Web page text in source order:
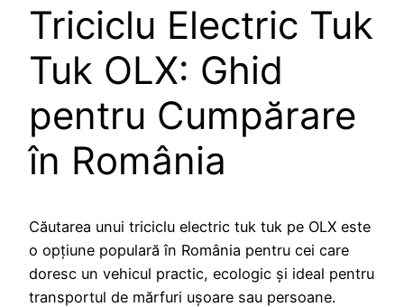
Triciclu Electric Tuk
Tuk OLX: Ghid
pentru Cumpărare
în România
Căutarea unui triciclu electric tuk tuk pe OLX este
o opțiune populară în România pentru cei care
doresc un vehicul practic, ecologic și ideal pentru
transportul de mărfuri ușoare sau persoane.